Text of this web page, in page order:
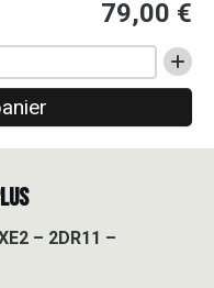
79,00 €
– 2DR11 –